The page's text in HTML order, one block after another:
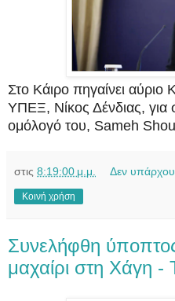
Στο Κάιρο πηγαίνει αύριο
ΥΠΕΞ, Νίκος Δένδιας, για
ομόλογό του, Sameh
στις 8:19:00 μ.μ. Δεν
Κοινή χρήση
Συνελήφθη
μαχαίρι στη Χάγη